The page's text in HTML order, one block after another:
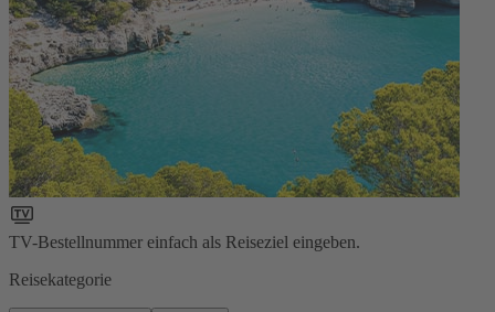
TV-Bestellnummer einfach als Reiseziel eingeben.
Reisekategorie